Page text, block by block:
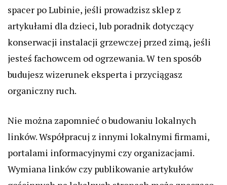
spacer po Lubinie, jeśli prowadzisz sklep z
artykułami dla dzieci, lub poradnik dotyczący
konserwacji instalacji grzewczej przed zimą, jeśli
jesteś fachowcem od ogrzewania. W ten sposób
budujesz wizerunek eksperta i przyciągasz
organiczny ruch.
Nie można zapomnieć o budowaniu lokalnych
linków. Współpracuj z innymi lokalnymi firmami,
portalami informacyjnymi czy organizacjami.
Wymiana linków czy publikowanie artykułów